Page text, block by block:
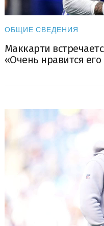
ОБЩИЕ СВЕДЕНИЯ
Маккарти
«Очень нравится